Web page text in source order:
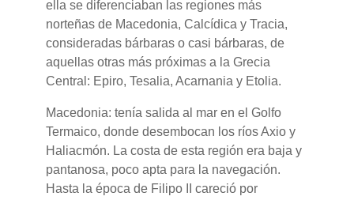
ella se diferenciaban las regiones más
norteñas de Macedonia, Calcídica y Tracia,
consideradas bárbaras o casi bárbaras, de
aquellas otras más próximas a la Grecia
Central: Epiro, Tesalia, Acarnania y Etolia.
Macedonia: tenía salida al mar en el Golfo
Termaico, donde desembocan los ríos Axio y
Haliacmón. La costa de esta región era baja y
pantanosa, poco apta para la navegación.
Hasta la época de Filipo II careció por